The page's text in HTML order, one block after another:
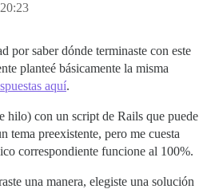
por saber dónde terminaste con este
planteé básicamente la misma
aquí.
hilo) con un script de Rails que puede
tema preexistente, pero me cuesta
correspondiente funcione al 100%.
una manera, elegiste una solución